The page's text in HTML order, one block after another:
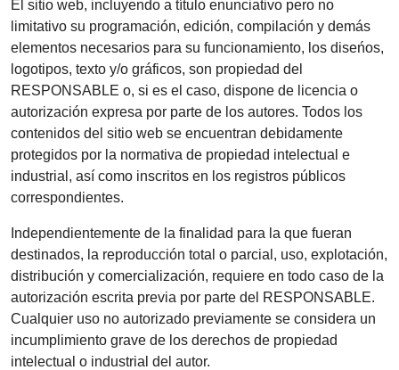
El sitio web, incluyendo a título enunciativo pero no
limitativo su programación, edición, compilación y demás
elementos necesarios para su funcionamiento, los diseńos,
logotipos, texto y/o gráficos, son propiedad del
RESPONSABLE o, si es el caso, dispone de licencia o
autorización expresa por parte de los autores. Todos los
contenidos del sitio web se encuentran debidamente
protegidos por la normativa de propiedad intelectual e
industrial, así como inscritos en los registros públicos
correspondientes.
Independientemente de la finalidad para la que fueran
destinados, la reproducción total o parcial, uso, explotación,
distribución y comercialización, requiere en todo caso de la
autorización escrita previa por parte del RESPONSABLE.
Cualquier uso no autorizado previamente se considera un
incumplimiento grave de los derechos de propiedad
intelectual o industrial del autor.